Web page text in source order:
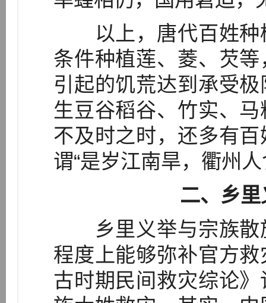
以上，唐代百姓种
条件种植莲、菱、芡
引起的饥荒达到承受
生豆谷稻谷、竹实、
不及时之时，还多有
谓“是岁江南旱，衢州
二、乡
乡里义举与宗族散
程度上能够弥补官方
古时期民间救灾综论